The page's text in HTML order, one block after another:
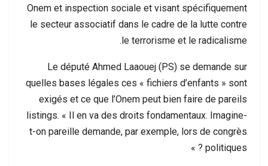
Onem et inspection sociale et visant spécifiquement
le secteur associatif dans le cadre de la lutte contre
le terrorisme et le radicalisme.
Le député Ahmed Laaouej (PS) se demande sur
quelles bases légales ces « fichiers d’enfants » sont
exigés et ce que l’Onem peut bien faire de pareils
listings. « Il en va des droits fondamentaux. Imagine-
t-on pareille demande, par exemple, lors de congrès
politiques ? »